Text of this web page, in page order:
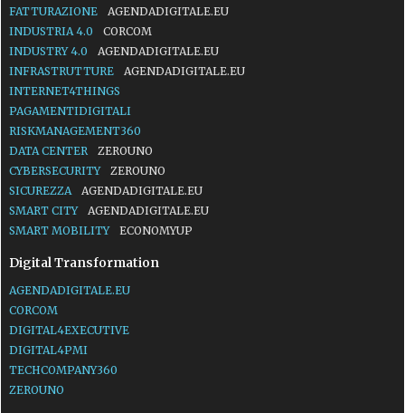
FATTURAZIONE
AGENDADIGITALE.EU
INDUSTRIA 4.0
CORCOM
INDUSTRY 4.0
AGENDADIGITALE.EU
INFRASTRUTTURE
AGENDADIGITALE.EU
INTERNET4THINGS
PAGAMENTIDIGITALI
RISKMANAGEMENT360
DATA CENTER
ZEROUNO
CYBERSECURITY
ZEROUNO
SICUREZZA
AGENDADIGITALE.EU
SMART CITY
AGENDADIGITALE.EU
SMART MOBILITY
ECONOMYUP
Digital Transformation
AGENDADIGITALE.EU
CORCOM
DIGITAL4EXECUTIVE
DIGITAL4PMI
TECHCOMPANY360
ZEROUNO